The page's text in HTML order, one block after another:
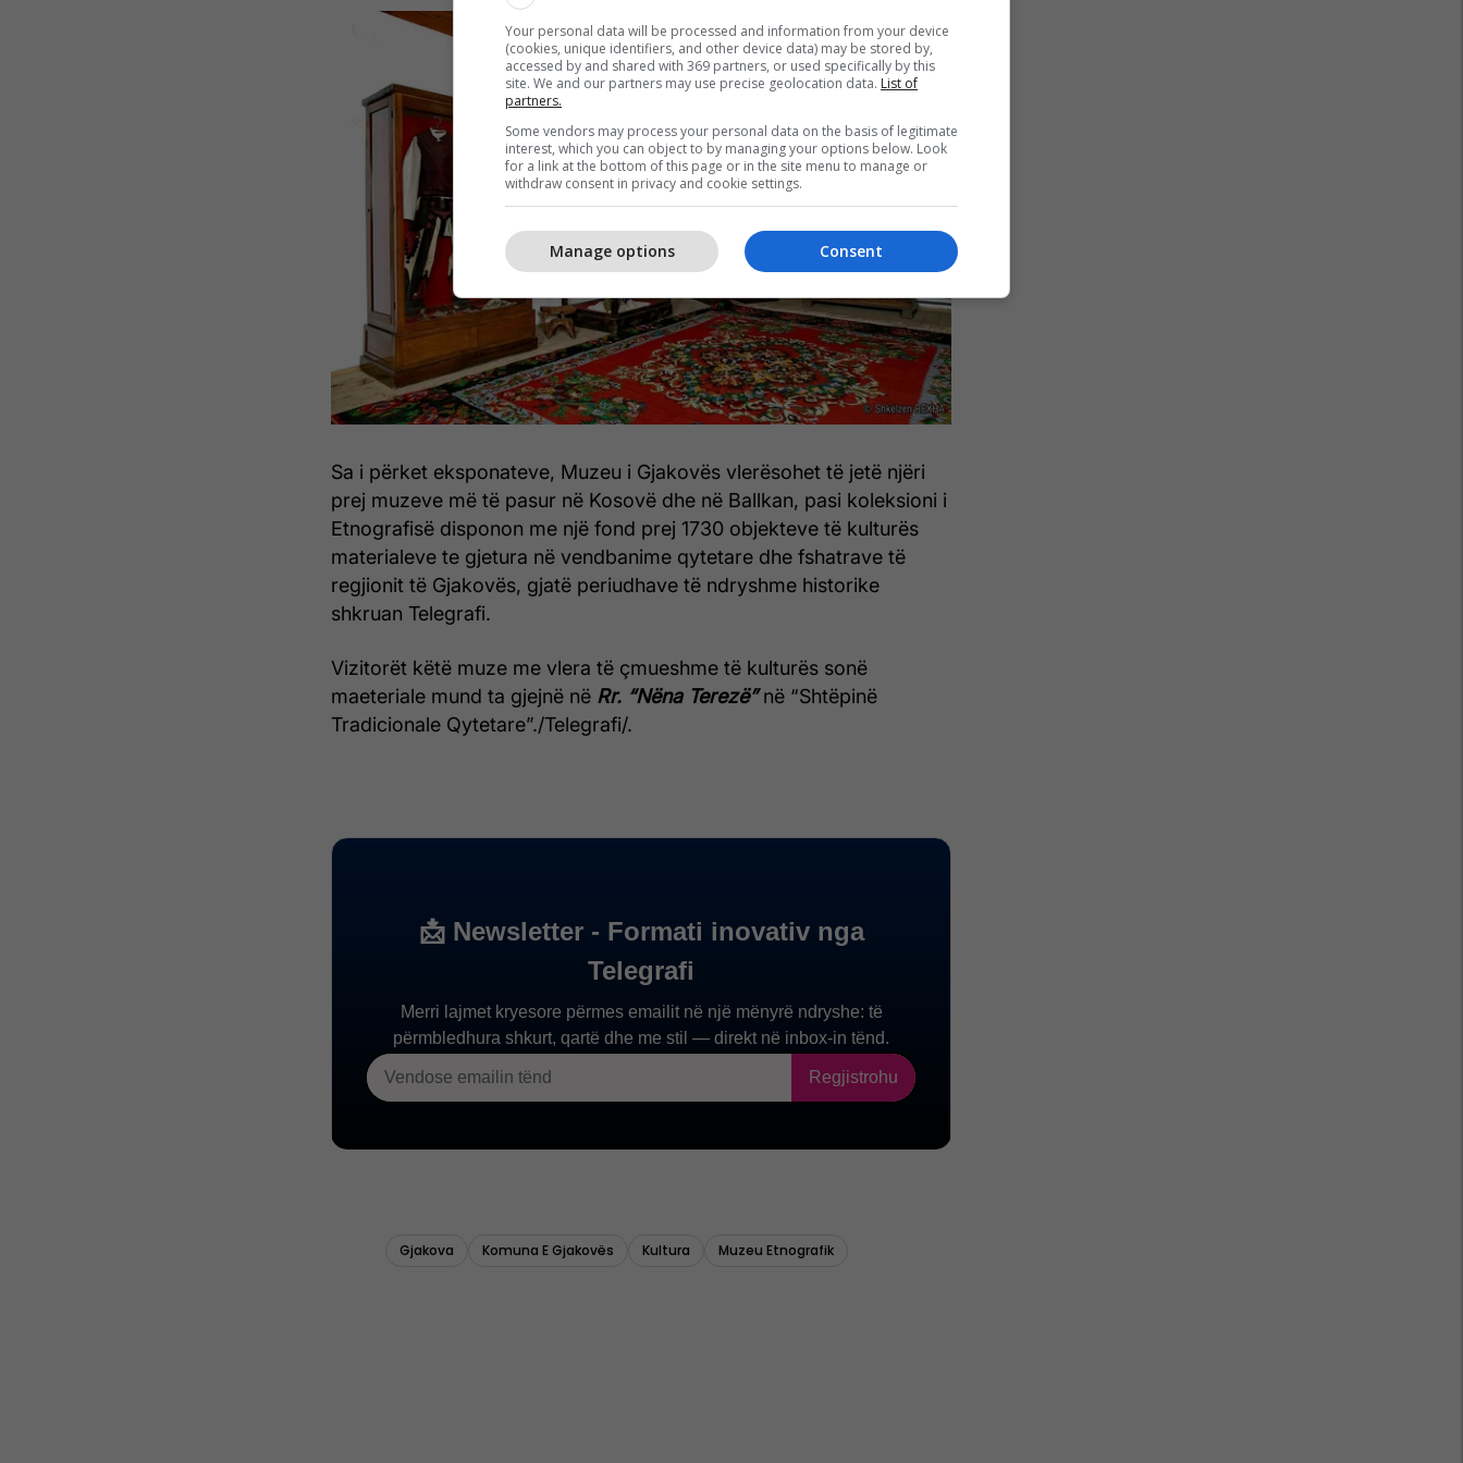
Sa i përket eksponateve, Muzeu i Gjakovës vlerësohet të jetë njëri
prej muzeve më të pasur në Kosovë dhe në Ballkan, pasi koleksioni i
Etnografisë disponon me një fond prej 1730 objekteve të kulturës
materialeve te gjetura në vendbanime qytetare dhe fshatrave të
regjionit të Gjakovës, gjatë periudhave të ndryshme historike
shkruan Telegrafi.
Vizitorët këtë muze me vlera të çmueshme të kulturës sonë
maeteriale mund ta gjejnë në Rr. “Nëna Terezë”në “Shtëpinë
Tradicionale Qytetare”./Telegrafi/.
Your personal data will be processed and information from your device
(cookies, unique identifiers, and other device data) may be stored by,
accessed by and shared with 369 partners, or used specifically by this
site. We and our partners may use precise geolocation data. List of
partners.
Some vendors may process your personal data on the basis of legitimate
interest, which you can object to by managing your options below. Look
for a link at the bottom of this page or in the site menu to manage or
withdraw consent in privacy and cookie settings.
Consent
Manage options